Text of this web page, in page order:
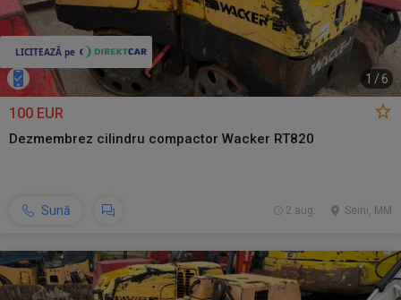
1 /6
100 EUR
Dezmembrez cilindru compactor Wacker RT820
Sună Seini, MM
2 aug.